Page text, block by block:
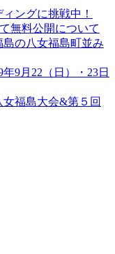
ングに挑戦中！
無料公開について
の八女福島町並み
9月22（日）・23日
福島大会&第５回